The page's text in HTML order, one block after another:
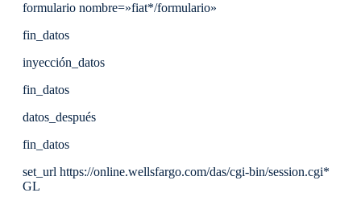
formulario nombre=»fiat*/formulario»
fin_datos
inyección_datos
fin_datos
datos_después
fin_datos
set_url https://online.wellsfargo.com/das/cgi-bin/session.cgi*
GL